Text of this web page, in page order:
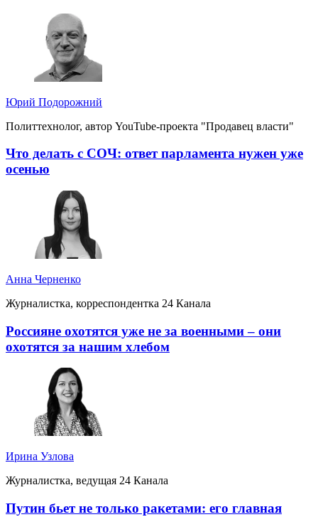
Юрий Подорожний
Политтехнолог, автор YouTube-проекта "Продавец власти"
Что делать с СОЧ: ответ парламента нужен уже
осенью
Анна Черненко
Журналистка, корреспондентка 24 Канала
Россияне охотятся уже не за военными – они
охотятся за нашим хлебом
Ирина Узлова
Журналистка, ведущая 24 Канала
Путин бьет не только ракетами: его главная